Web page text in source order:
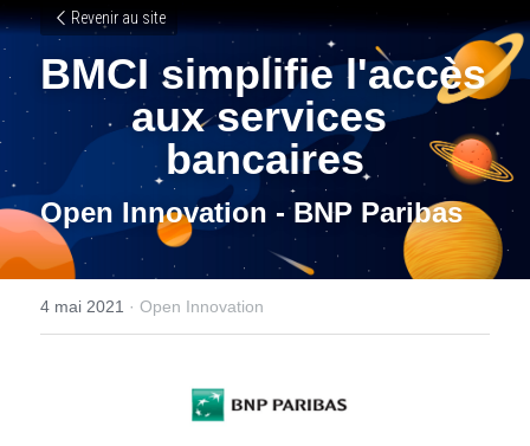
Revenir au site
BMCI simplifie l'accès
aux services
bancaires
Open Innovation - BNP Paribas
4 mai 2021 · Open Innovation